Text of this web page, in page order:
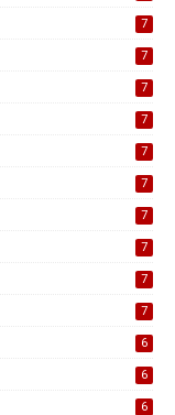
7
7
7
7
7
7
7
7
7
7
6
6
6